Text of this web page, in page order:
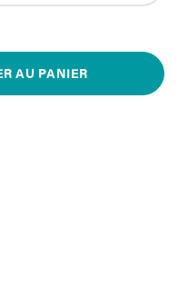
AU PANIER